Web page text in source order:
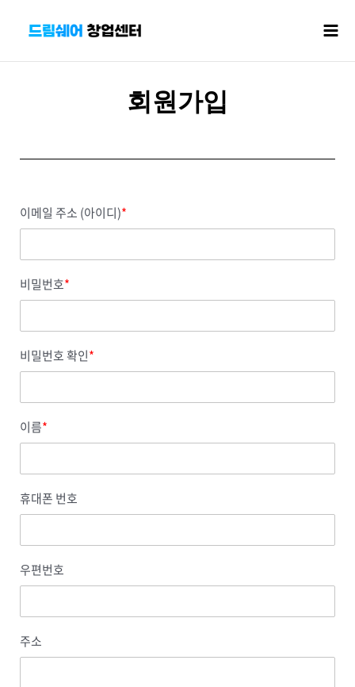
건너뛰기
회원가입
이메일 주소 (아이디)*
비밀번호*
비밀번호 확인*
이름*
휴대폰 번호
우편번호
주소